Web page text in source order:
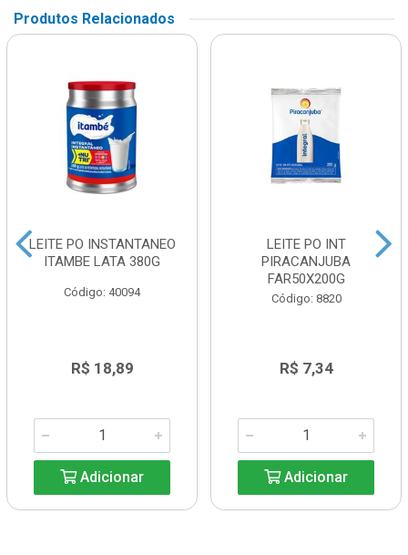
Produtos Relacionados
LEITE PO INSTANTANEO
ITAMBE LATA 380G
Código: 40094
R$ 18,89
Adicionar
LEITE PO INT
PIRACANJUBA
FAR50X200G
Código: 8820
R$ 7,34
Adicionar